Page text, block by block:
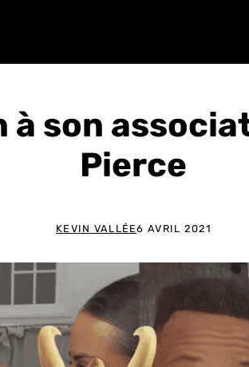
à son
Pierce
KEVIN VALLÉE6 AVRIL 2021